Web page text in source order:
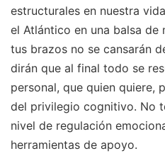
estructurales en nuestra
el Atlántico en una balsa de
tus brazos no se cansarán
dirán que al final todo se
personal, que quien quiere,
del privilegio cognitivo. No
nivel de regulación
herramientas de apoyo.